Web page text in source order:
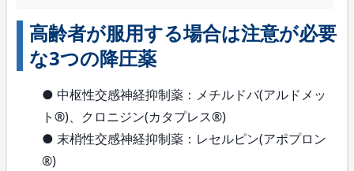
高齢者が服用する場合は注意が必要
な3つの降圧薬
● 中枢性交感神経抑制薬：メチルドバ(アルドメッ
ト®)、クロニジン(カタプレス®)
● 末梢性交感神経抑制薬：レセルピン(アポプロン
®)